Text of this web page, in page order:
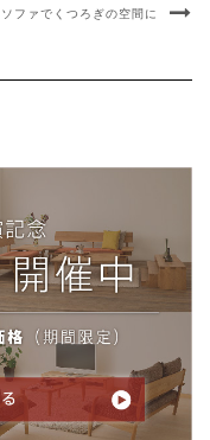
ファでくつろぎの空間に